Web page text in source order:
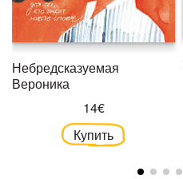
Небредсказуемая
Вероника
14€
Купить